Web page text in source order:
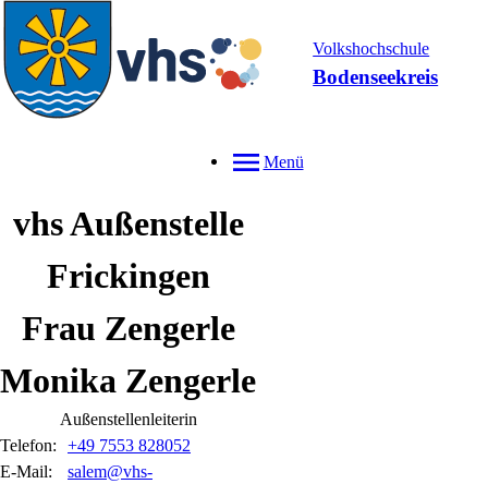
Volkshochschule
Bodenseekreis
Menü
vhs Außenstelle
Frickingen
Frau Zengerle
Monika Zengerle
Außenstellenleiterin
Telefon:
+49 7553 828052
E-Mail:
salem@vhs-